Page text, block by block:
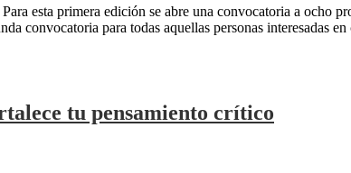
esta primera edición se abre una convocatoria a ocho
convocatoria para todas aquellas personas interesadas
tu pensamiento crítico